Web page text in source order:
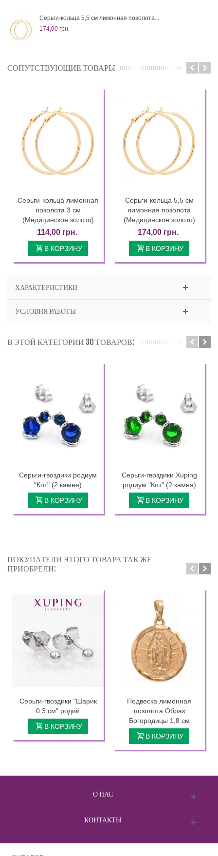
Серьги-кольца 5,5 см лимонная позолота...
174,00 грн.
СОПУТСТВУЮЩИЕ ТОВАРЫ
Серьги-кольца лимонная
позолота 3 см
(Медицинское золото)
114,00 грн.
В КОРЗИНУ
Серьги-кольца 5,5 см
лимонная позолота
(Медицинское золото)
174,00 грн.
В КОРЗИНУ
ХАРАКТЕРИСТИКИ
УСЛОВИЯ РАБОТЫ
В ЭТОЙ КАТЕГОРИИ 30 ТОВАРОВ:
Серьги-гвоздики родиум
"Кот" (2 камня)
В КОРЗИНУ
Серьги-гвоздики Xuping
родиум "Кот" (2 камня)
В КОРЗИНУ
ПОКУПАТЕЛИ ЭТОГО ТОВАРА ТАК ЖЕ
ПРИОБРЕЛИ:
Серьги-гвоздики "Шарик
0,3 см" родий
В КОРЗИНУ
Подвеска лимонная
позолота Образ
Богородицы 1,8 см
В КОРЗИНУ
О НАС
КОНТАКТЫ